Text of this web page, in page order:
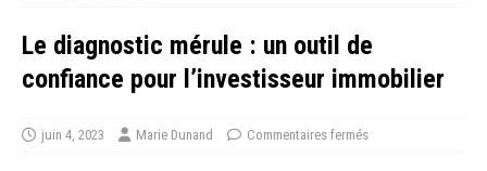
Le diagnostic mérule : un outil de
confiance pour l’investisseur immobilier
juin 4, 2023 Marie Dunand Commentaires fermés